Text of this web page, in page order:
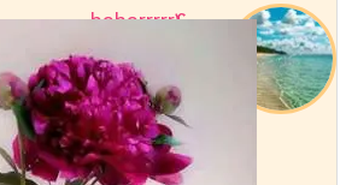
baharrrrr400
مدیر
عضویت: 1400/02/10 تعداد پست: 31809